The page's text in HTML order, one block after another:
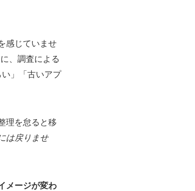
感じていませ
、調査による
」「古いアプ
理を怠ると移
は戻りませ
メージが変わ